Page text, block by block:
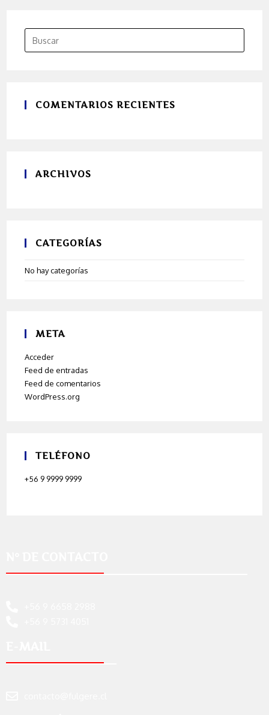
COMENTARIOS RECIENTES
ARCHIVOS
CATEGORÍAS
No hay categorías
META
Acceder
Feed de entradas
Feed de comentarios
WordPress.org
TELÉFONO
+56 9 9999 9999